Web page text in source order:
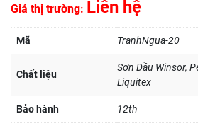
Giá thị trường: Liên hệ
Mã TranhNgua-20
Chất liệu
Sơn Dầu Winsor,
Liquitex
Bảo hành 12th